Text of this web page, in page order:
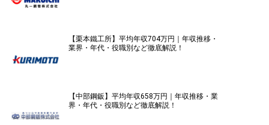
【栗本鐵工所】平均年収704万円｜年収推移・
業界・年代・役職別など徹底解説！
【中部鋼鈑】平均年収658万円｜年収推移・業
界・年代・役職別など徹底解説！